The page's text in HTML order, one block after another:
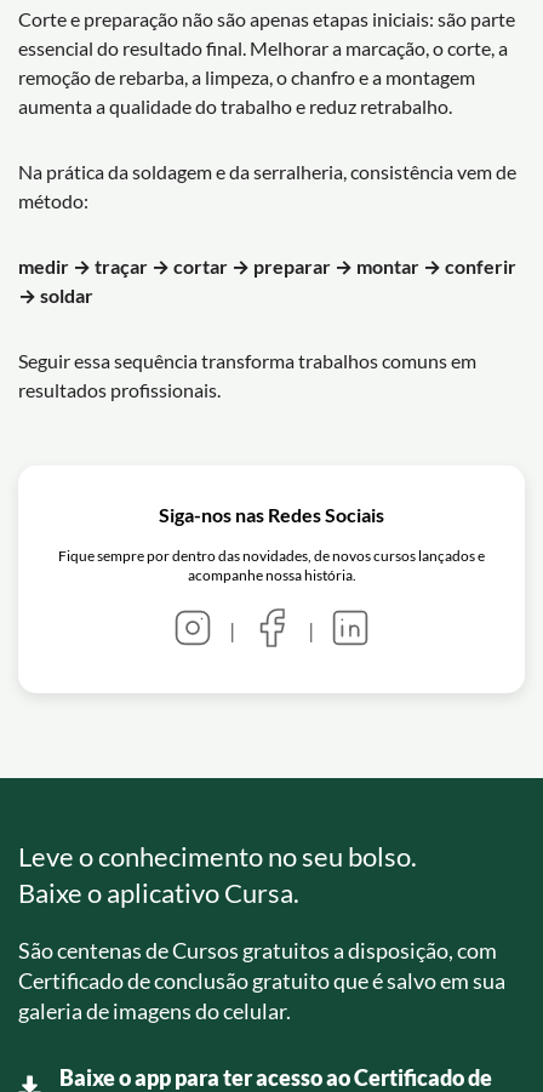
Corte e preparação não são apenas etapas iniciais: são parte
essencial do resultado final. Melhorar a marcação, o corte, a
remoção de rebarba, a limpeza, o chanfro e a montagem
aumenta a qualidade do trabalho e reduz retrabalho.
Na prática da soldagem e da serralheria, consistência vem de
método:
medir → traçar → cortar → preparar → montar → conferir
→ soldar
Seguir essa sequência transforma trabalhos comuns em
resultados profissionais.
Siga-nos nas Redes Sociais
Fique sempre por dentro das novidades, de novos cursos lançados e
acompanhe nossa história.
| |
Leve o conhecimento no seu bolso.
Baixe o aplicativo Cursa.
São centenas de Cursos gratuitos a disposição, com
Certificado de conclusão gratuito que é salvo em sua
galeria de imagens do celular.
Baixe o app para ter acesso ao Certificado de